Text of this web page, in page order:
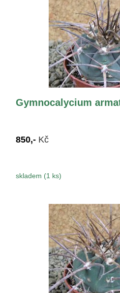
Gymnocalycium
850,- Kč
skladem (1 ks)